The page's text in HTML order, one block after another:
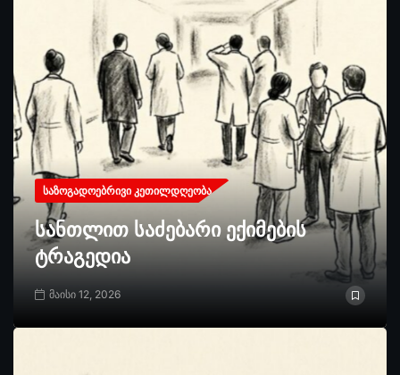
ᲡᲐᲖᲝᲒᲐᲓᲝᲔᲑᲠᲘᲕᲘ ᲙᲔᲗᲘᲚᲓᲦᲔᲝᲑᲐ
სანთლით საძებარი ექიმების
ტრაგედია
მაისი 12, 2026